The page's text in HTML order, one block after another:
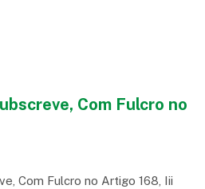
Com Fulcro no
Com Fulcro no Artigo 168, Iii